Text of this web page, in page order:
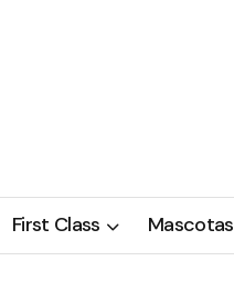
First Class Mascotas